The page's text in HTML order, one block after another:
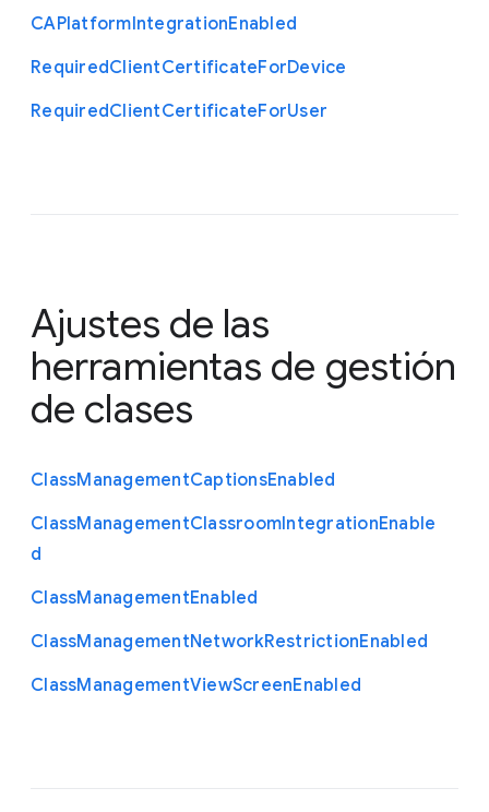
CAPlatformIntegrationEnabled
RequiredClientCertificateForDevice
RequiredClientCertificateForUser
Ajustes de las
herramientas de gestión
de clases
ClassManagementCaptionsEnabled
ClassManagementClassroomIntegrationEnable
d
ClassManagementEnabled
ClassManagementNetworkRestrictionEnabled
ClassManagementViewScreenEnabled